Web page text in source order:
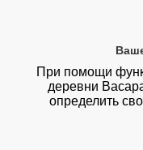
При помощи
деревни
определить